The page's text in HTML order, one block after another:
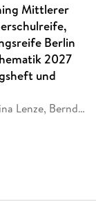
Mittlerer
Berlin
2027
und
Lenze, Bernd